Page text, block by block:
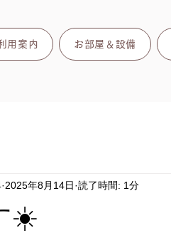
用案内 お部屋＆設備
☀️
2025年8月14日 読了時間: 1分